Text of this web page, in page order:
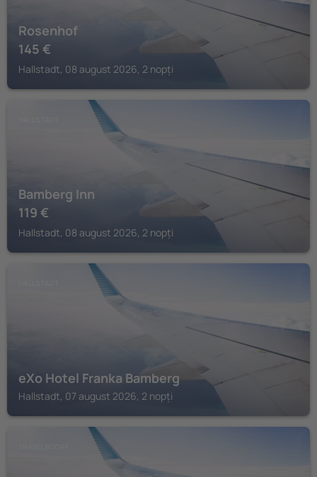
Rosenhof
145 €
Hallstadt, 08 august 2026, 2 nopți
Bamberg Inn
119 €
Hallstadt, 08 august 2026, 2 nopți
eXo Hotel Franka Bamberg
Hallstadt, 07 august 2026, 2 nopți